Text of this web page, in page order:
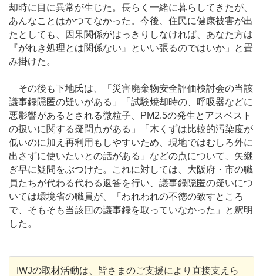
却時に目に異常が生じた。長らく一緒に暮らしてきたが、
あんなことはかつてなかった。今後、住民に健康被害が出
たとしても、因果関係がはっきりしなければ、あなた方は
『がれき処理とは関係ない』といい張るのではいか」と畳
み掛けた。
その後も下地氏は、「災害廃棄物安全評価検討会の当該
議事録隠匿の疑いがある」「試験焼却時の、呼吸器などに
悪影響があるとされる微粒子、PM2.5の発生とアスベスト
の扱いに関する疑問点がある」「木くずは比較的汚染度が
低いのに加え再利用もしやすいため、現地ではむしろ外に
出さずに使いたいとの話がある」などの点について、矢継
ぎ早に疑問をぶつけた。これに対しては、大阪府・市の職
員たちが代わる代わる返答を行い、議事録隠匿の疑いにつ
いては環境省の職員が、「われわれの不徳の致すところ
で、そもそも当該回の議事録を取っていなかった」と釈明
した。
IWJの取材活動は、皆さまのご支援により直接支えら